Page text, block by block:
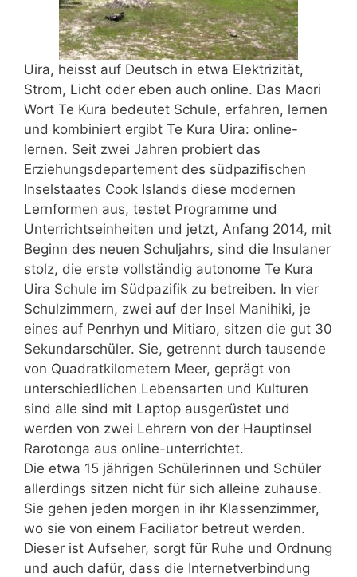
Uira, heisst auf Deutsch in etwa Elektrizität,
Strom, Licht oder eben auch online. Das Maori
Wort Te Kura bedeutet Schule, erfahren, lernen
und kombiniert ergibt Te Kura Uira: online-
lernen. Seit zwei Jahren probiert das
Erziehungsdepartement des südpazifischen
Inselstaates Cook Islands diese modernen
Lernformen aus, testet Programme und
Unterrichtseinheiten und jetzt, Anfang 2014, mit
Beginn des neuen Schuljahrs, sind die Insulaner
stolz, die erste vollständig autonome Te Kura
Uira Schule im Südpazifik zu betreiben. In vier
Schulzimmern, zwei auf der Insel Manihiki, je
eines auf Penrhyn und Mitiaro, sitzen die gut 30
Sekundarschüler. Sie, getrennt durch tausende
von Quadratkilometern Meer, geprägt von
unterschiedlichen Lebensarten und Kulturen
sind alle sind mit Laptop ausgerüstet und
werden von zwei Lehrern von der Hauptinsel
Rarotonga aus online-unterrichtet.
Die etwa 15 jährigen Schülerinnen und Schüler
allerdings sitzen nicht für sich alleine zuhause.
Sie gehen jeden morgen in ihr Klassenzimmer,
wo sie von einem Faciliator betreut werden.
Dieser ist Aufseher, sorgt für Ruhe und Ordnung
und auch dafür, dass die Internetverbindung